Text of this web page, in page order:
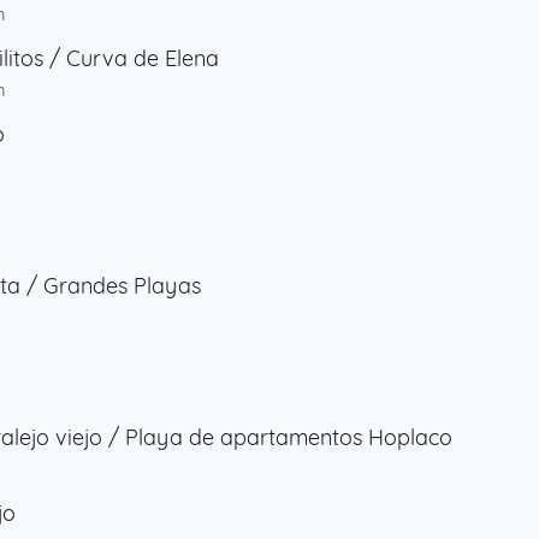
/ Curva de Elena
/ Grandes Playas
viejo / Playa de apartamentos Hoplaco